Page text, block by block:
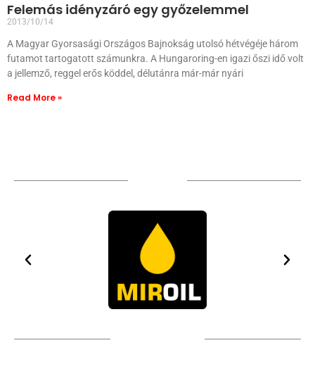
Felemás idényzáró egy győzelemmel
2013/10/14
A Magyar Gyorsasági Országos Bajnokság utolsó hétvégéje három
futamot tartogatott számunkra. A Hungaroring-en igazi őszi idő volt
a jellemző, reggel erős köddel, délutánra már-már nyári
Read More »